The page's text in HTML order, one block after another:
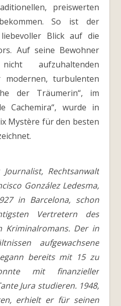
preiswerten
So ist der
Blick auf die
Auf seine Bewohner
aufzuhaltenden
modernen, turbulenten
der Träumerin“, im
Cachemira“, wurde in
Mystère für den besten
Rechtsanwalt
González Ledesma,
in Barcelona, schon
Vertretern des
Kriminalromans. Der in
aufgewachsene
bereits mit 15 zu
mit finanzieller
Jura studieren. 1948,
erhielt er für seinen